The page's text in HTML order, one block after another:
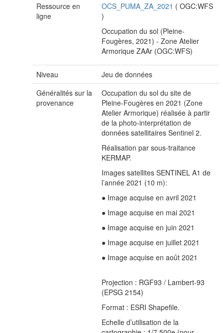
Ressource en
ligne
OCS_PUMA_ZA_2021 (OGC:WFS
)
Occupation du sol (Pleine-
Fougères, 2021) - Zone Atelier
Armorique ZAAr (OGC:WFS)
Niveau
Jeu de données
Généralités sur la
provenance
Occupation du sol du site de
Pleine-Fougères en 2021 (Zone
Atelier Armorique) réalisée à partir
de la photo-interprétation de
données satellitaires Sentinel 2.
Réalisation par sous-traitance
KERMAP.
Images satellites SENTINEL A1 de
l’année 2021 (10 m):
● Image acquise en avril 2021
● Image acquise en mai 2021
● Image acquise en juin 2021
● Image acquise en juillet 2021
● Image acquise en août 2021
Projection : RGF93 / Lambert-93
(EPSG 2154)
Format : ESRI Shapefile.
Echelle d’utilisation de la